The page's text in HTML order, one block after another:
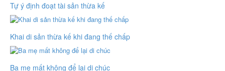
Tự ý định đoạt tài sản thừa kế
Khai di sản thừa kế khi đang thế chấp
Ba mẹ mất không để lại di chúc